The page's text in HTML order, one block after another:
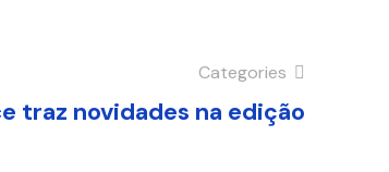
Categories
traz novidades na edição